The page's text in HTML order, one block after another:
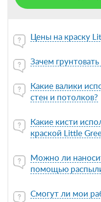
Цены на краску
Зачем
Какие валики
стен и потолков?
Какие кисти
краской Little
Можно ли
помощью
Смогут ли мои